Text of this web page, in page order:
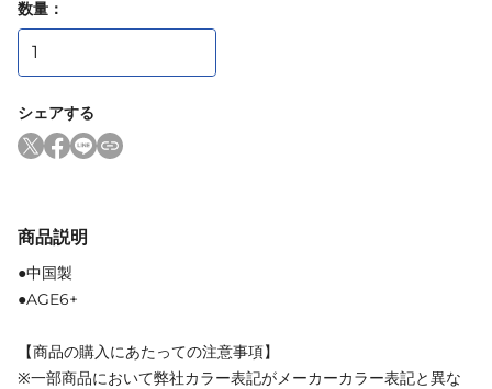
数量：
シェアする
商品説明
●中国製
●AGE6+
【商品の購入にあたっての注意事項】
※一部商品において弊社カラー表記がメーカーカラー表記と異な